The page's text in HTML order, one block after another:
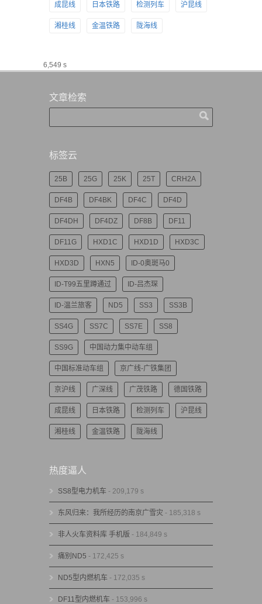
成昆线 日本铁路 检测列车 沪昆线
湘桂线 金温铁路 陇海线
6,549 s
文章检索
标签云
25B 25G 25K 25T CRH2A
DF4B DF4BK DF4C DF4D
DF4DH DF4DZ DF8B DF11
DF11G HXD1C HXD1D HXD3C
HXD3D HXN5 ID-0奥斑马0
ID-T99五里蹲通过 ID-吕杰琛
ID-温兰旅客 ND5 SS3 SS3B
SS4G SS7C SS7E SS8
SS9G 中国动力集中动车组
中国标准动车组 京广线-广铁集团
京沪线 广深线 广茂铁路 德国铁路
成昆线 日本铁路 检测列车 沪昆线
湘桂线 金温铁路 陇海线
热度逼人
SS8型电力机车 - 209,179 s
东风归来：我所经历的南京广雪灾 - 185,318 s
非人火车资料库 手机版 - 184,849 s
痛别ND5 - 172,425 s
ND5型内燃机车 - 172,035 s
DF11型内燃机车 - 153,996 s